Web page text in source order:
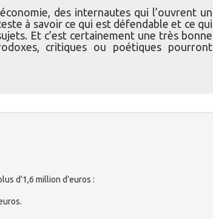
des internautes qui l’ouvrent un
à savoir ce qui est défendable et ce qui
Et c’est certainement une très bonne
critiques ou poétiques pourront
d’1,6 million d’euros :